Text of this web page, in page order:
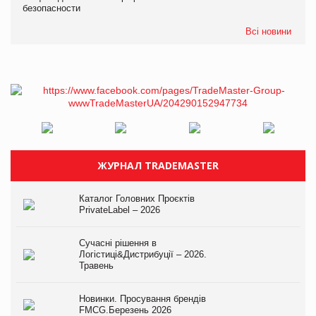
безопасности
Всі новини
ЖУРНАЛ TRADEMASTER
Каталог Головних Проєктів
PrivateLabel – 2026
Сучасні рішення в
Логістиці&Дистрибуції – 2026.
Травень
Новинки. Просування брендів
FMCG.Березень 2026